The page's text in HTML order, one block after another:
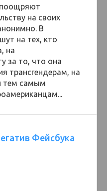
на своих
В
на тех, кто
на
за то, что она
трансгендерам, на
тем самым
Фейсбука